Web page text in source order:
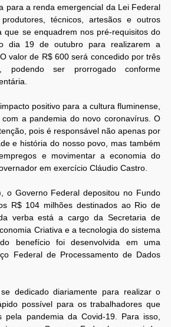
para a renda emergencial da Lei Federal
técnicos, artesãos e outros
que se enquadrem nos pré-requisitos do
dia 19 de outubro para realizarem a
valor de R$ 600 será concedido por três
podendo ser prorrogado conforme
positivo para a cultura fluminense,
a pandemia do novo coronavírus. O
pois é responsável não apenas por
e história do nosso povo, mas também
e movimentar a economia do
em exercício Cláudio Castro.
o Governo Federal depositou no Fundo
R$ 104 milhões destinados ao Rio de
verba está a cargo da Secretaria de
Criativa e a tecnologia do sistema
benefício foi desenvolvida em uma
Federal de Processamento de Dados
dedicado diariamente para realizar o
possível para os trabalhadores que
pela pandemia da Covid-19. Para isso,